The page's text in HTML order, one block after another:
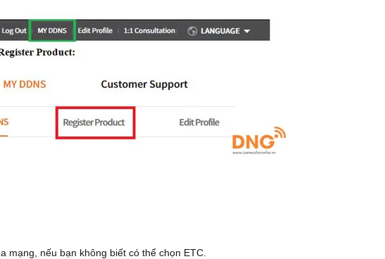
mạng, nếu bạn không biết có thể chọn ETC.